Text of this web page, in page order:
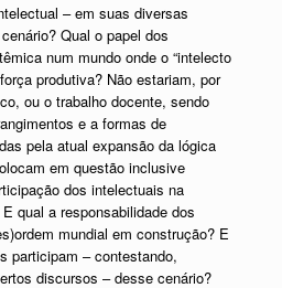
– em suas diversas
Qual o papel dos
num mundo onde o “intelecto
produtiva? Não estariam, por
ou o trabalho docente, sendo
e a formas de
pela atual expansão da lógica
em questão inclusive
dos intelectuais na
qual a responsabilidade dos
mundial em construção? E
participam – contestando,
discursos – desse cenário?